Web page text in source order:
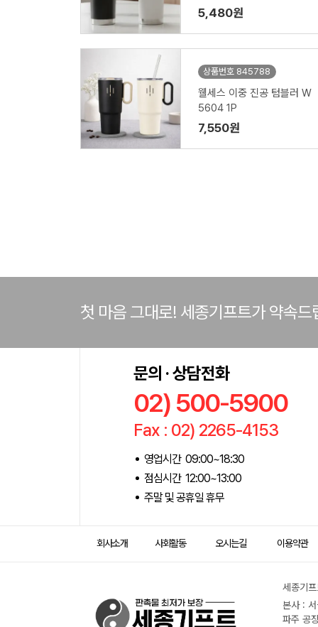
5,480원
상품번호 845788
웰세스 이중 진공 텀블러 W
5604 1P
7,550원
첫 마음 그대로! 세종기프트가 약속드
문의 · 상담전화
02) 500-5900
Fax : 02) 2265-4153
영업시간 09:00~18:30
점심시간 12:00~13:00
주말 및 공휴일 휴무
회사소개 사회활동 오시는길 이용약관
세종기
본사 :
파주 공